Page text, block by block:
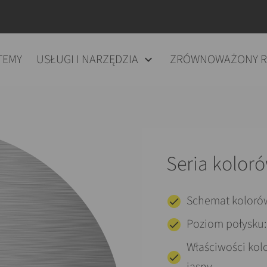
USŁUGI I NARZĘDZIA ZRÓWNOWAŻONY
Seria
Schemat
Poziom
Właściwości